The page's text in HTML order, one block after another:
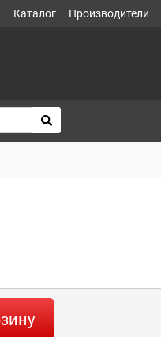
Каталог Производители